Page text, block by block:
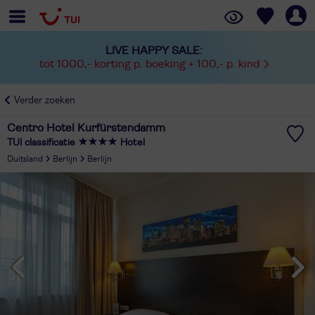
LIVE HAPPY SALE:
tot 1000,- korting p. boeking + 100,- p. kind
Verder zoeken
Centro Hotel Kurfürstendamm
TUI classificatie Hotel
Duitsland Berlijn Berlijn